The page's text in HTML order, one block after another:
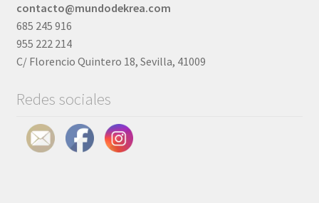
contacto@mundodekrea.com
685 245 916
955 222 214
C/ Florencio Quintero 18, Sevilla, 41009
Redes sociales